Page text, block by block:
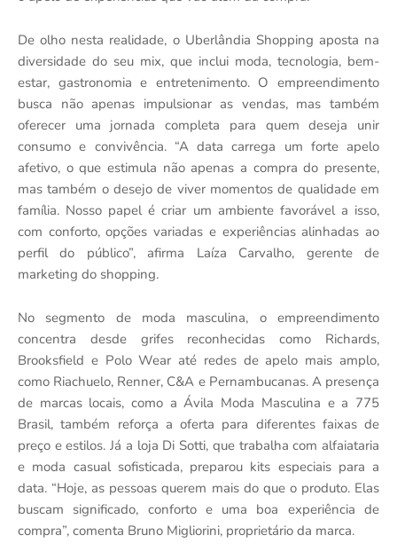
De olho nesta realidade, o Uberlândia Shopping aposta na
diversidade do seu mix, que inclui moda, tecnologia, bem-
estar, gastronomia e entretenimento. O empreendimento
busca não apenas impulsionar as vendas, mas também
oferecer uma jornada completa para quem deseja unir
consumo e convivência. “A data carrega um forte apelo
afetivo, o que estimula não apenas a compra do presente,
mas também o desejo de viver momentos de qualidade em
família. Nosso papel é criar um ambiente favorável a isso,
com conforto, opções variadas e experiências alinhadas ao
perfil do público”, afirma Laíza Carvalho, gerente de
marketing do shopping.
No segmento de moda masculina, o empreendimento
concentra desde grifes reconhecidas como Richards,
Brooksfield e Polo Wear até redes de apelo mais amplo,
como Riachuelo, Renner, C&A e Pernambucanas. A presença
de marcas locais, como a Ávila Moda Masculina e a 775
Brasil, também reforça a oferta para diferentes faixas de
preço e estilos. Já a loja Di Sotti, que trabalha com alfaiataria
e moda casual sofisticada, preparou kits especiais para a
data. “Hoje, as pessoas querem mais do que o produto. Elas
buscam significado, conforto e uma boa experiência de
compra”, comenta Bruno Migliorini, proprietário da marca.